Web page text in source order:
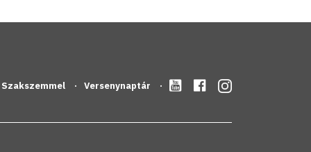
Szakszemmel Versenynaptár